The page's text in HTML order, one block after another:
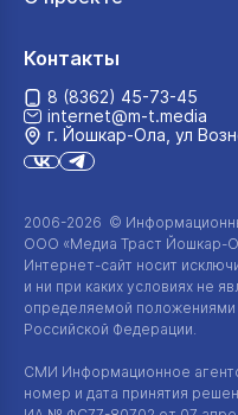
2006-2026 ©
ООО «Медиа Траст Йошкар-
Интернет-сайт носит
и ни при каких условиях не
определяемой положениями
Российской Федерации.
СМИ Информационное
номер и дата принятия
Контакты
8 (8362) 45-73-45
internet@m-t.media
г. Йошкар‑Ола, ул